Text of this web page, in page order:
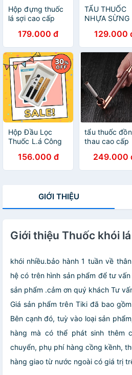
Hộp đựng thuốc
lá sợi cao cấp
179.000 đ
TẨU THUỐC
NHỰA SỪNG
LỌC THUỐC
VỆ SỨC
129.000
Hộp Đầu Lọc
Thuốc L.á Công
Bản, Đầu Lọc Đa
Năng Dùng
Vừa & Nhỏ. Sử
156.000 đ
tẩu thuốc
thau cao cấp
sợi và diếu
được
249.000
GIỚI THIỆU
Giới thiệu Thuốc khói
khói nhiều.bảo hành 1 tuần về
hệ có trên hình sản phẩm để tư
sản phẩm .cảm ơn quý khách Tư
Giá sản phẩm trên Tiki đã bao
Bên cạnh đó, tuỳ vào loại sản
hàng mà có thể phát sinh thêm
chuyển, phụ phí hàng cồng kềnh,
hàng giao từ nước ngoài có giá trị